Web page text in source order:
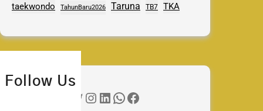
taekwondo TahunBaru2026 Taruna TB7 TKA
Follow Us
Instagram LinkedIn WhatsApp Facebook